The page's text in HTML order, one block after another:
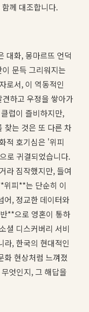
께 대조합니다.
대화, 몽마르뜨 언덕
문득 그리워지는
로서, 이 역동적인
하고 우정을 쌓아가
럽이 즐비하지만,
찾는 것은 또 다른 차
적 호기심은 '위피
로 귀결되었습니다.
라 짐작했지만, 들여
위피**는 단순히 이
어, 정교한 데이터와
**으로 영혼이 통하
셜 디스커버리 서비
라, 한국의 현대적인
화 현상처럼 느껴졌
엇인지, 그 해답을